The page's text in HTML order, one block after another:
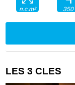
n.c.m² 350
LES 3 CLES